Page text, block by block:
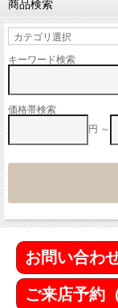
商品検索
キーワード検索
価格帯検索
円 ～
お問い合わ
ご来店予約